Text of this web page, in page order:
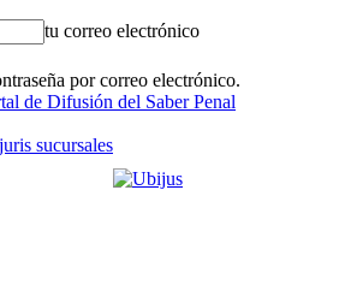
tu correo electrónico
por correo electrónico.
de Difusión del Saber Penal